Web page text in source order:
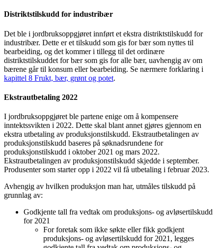
Distriktstilskudd for industribær
Det ble i jordbruksoppgjøret innført et ekstra distriktstilskudd for
industribær. Dette er et tilskudd som gis for bær som nyttes til
bearbeiding, og det kommer i tillegg til det ordinære
distriktstilskuddet for bær som gis for alle bær, uavhengig av om
bærene går til konsum eller bearbeiding. Se nærmere forklaring i
kapittel 8 Frukt, bær, grønt og potet.
Ekstrautbetaling 2022
I jordbruksoppgjøret ble partene enige om å kompensere
inntektssvikten i 2022. Dette skal blant annet gjøres gjennom en
ekstra utbetaling av produksjonstilskudd. Ekstrautbetalingen av
produksjonstilskudd baseres på søknadsrundene for
produksjonstilskudd i oktober 2021 og mars 2022.
Ekstrautbetalingen av produksjonstilskudd skjedde i september.
Produsenter som starter opp i 2022 vil få utbetaling i februar 2023.
Avhengig av hvilken produksjon man har, utmåles tilskudd på
grunnlag av:
Godkjente tall fra vedtak om produksjons- og avløsertilskudd
for 2021
For foretak som ikke søkte eller fikk godkjent
produksjons- og avløsertilskudd for 2021, legges